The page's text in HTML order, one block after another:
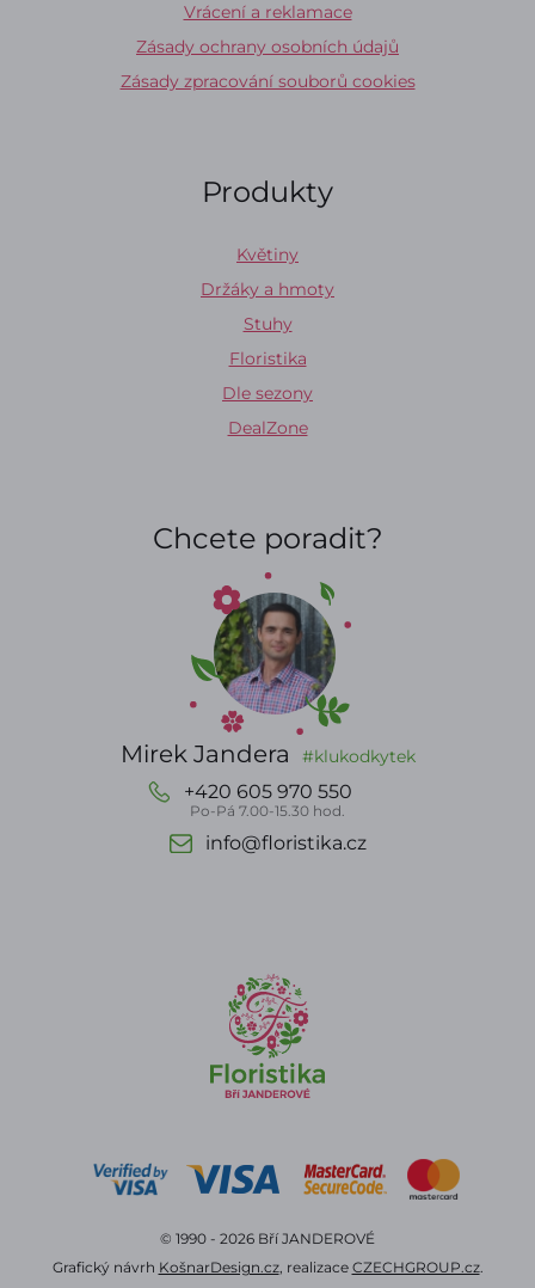
Vrácení a reklamace
Zásady ochrany osobních údajů
Zásady zpracování souborů cookies
Produkty
Květiny
Držáky a hmoty
Stuhy
Floristika
Dle sezony
DealZone
Chcete poradit?
Mirek Jandera #klukodkytek
+420 605 970 550
Po-Pá 7.00-15.30 hod.
info@floristika.cz
© 1990 - 2026 Bří JANDEROVÉ
Grafický návrh KošnarDesign.cz, realizace CZECHGROUP.cz.